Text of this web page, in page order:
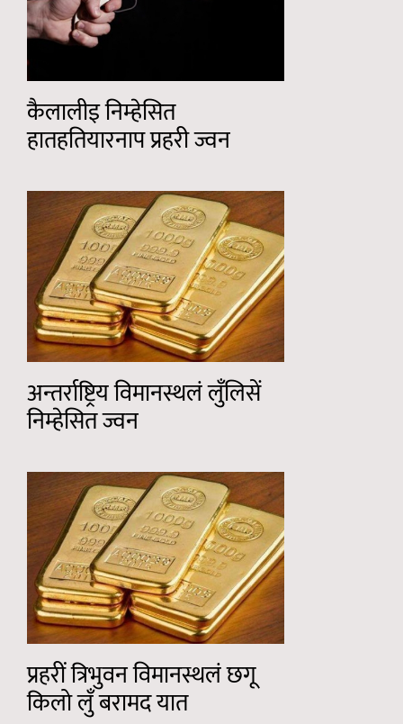
कैलालीइ निम्हेसित
हातहतियारनाप प्रहरी ज्वन
अन्तर्राष्ट्रिय विमानस्थलं लुँलिसें
निम्हेसित ज्वन
प्रहरीं त्रिभुवन विमानस्थलं छगू
किलो लुँ बरामद यात